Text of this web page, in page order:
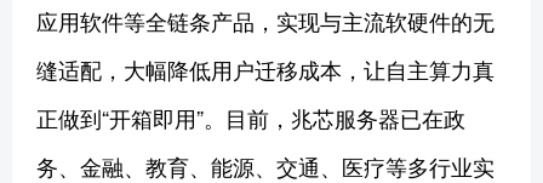
应用软件等全链条产品，实现与主流软硬件的无
缝适配，大幅降低用户迁移成本，让自主算力真
正做到“开箱即用”。目前，兆芯服务器已在政
务、金融、教育、能源、交通、医疗等多行业实